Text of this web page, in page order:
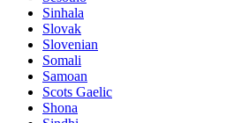
Sinhala
Slovak
Slovenian
Somali
Samoan
Scots Gaelic
Shona